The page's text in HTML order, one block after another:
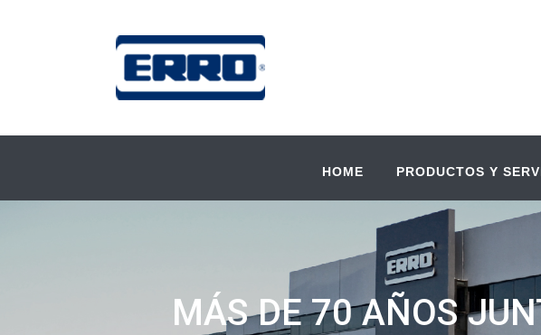
HOME PRODUCTOS Y
MÁS DE 70 AÑOS